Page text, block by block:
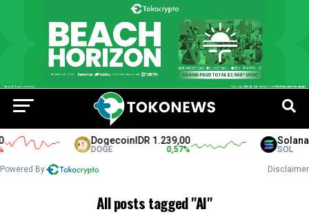
DogecoinIDR 1.239,00
DOGE 0,57%
Solana
SOL
Powered By Disclaimer
All posts tagged "AI"